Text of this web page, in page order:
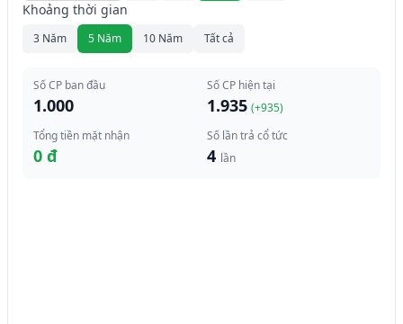
Khoảng thời gian
3 Năm 5 Năm 10 Năm Tất cả
Số CP ban đầu
1.000
Số CP hiện tại
1.935 (+935)
Tổng tiền mặt nhận
0 đ
Số lần trả cổ tức
4 lần